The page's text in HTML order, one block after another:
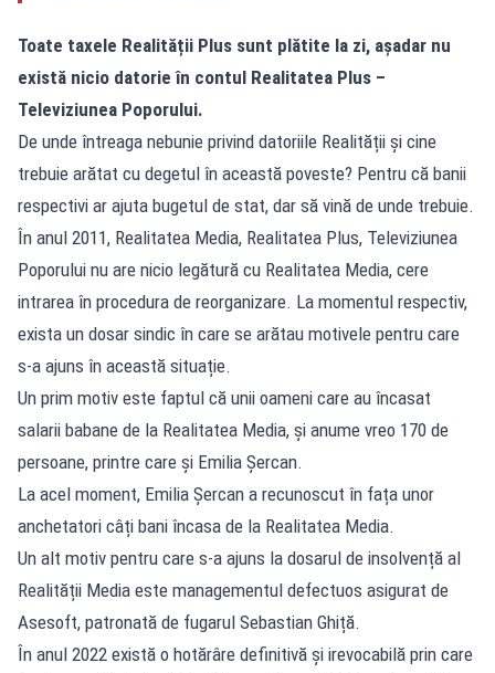
Toate taxele Realității Plus sunt plătite la zi, așadar nu
există nicio datorie în contul Realitatea Plus –
Televiziunea Poporului.
De unde întreaga nebunie privind datoriile Realității și cine
trebuie arătat cu degetul în această poveste? Pentru că banii
respectivi ar ajuta bugetul de stat, dar să vină de unde trebuie.
În anul 2011, Realitatea Media, Realitatea Plus, Televiziunea
Poporului nu are nicio legătură cu Realitatea Media, cere
intrarea în procedura de reorganizare. La momentul respectiv,
exista un dosar sindic în care se arătau motivele pentru care
s-a ajuns în această situație.
Un prim motiv este faptul că unii oameni care au încasat
salarii babane de la Realitatea Media, și anume vreo 170 de
persoane, printre care și Emilia Șercan.
La acel moment, Emilia Șercan a recunoscut în fața unor
anchetatori câți bani încasa de la Realitatea Media.
Un alt motiv pentru care s-a ajuns la dosarul de insolvență al
Realității Media este managementul defectuos asigurat de
Asesoft, patronată de fugarul Sebastian Ghiță.
În anul 2022 există o hotărâre definitivă și irevocabilă prin care